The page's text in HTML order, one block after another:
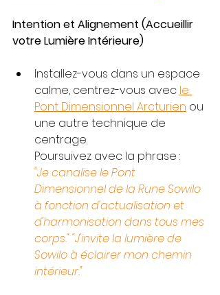
Intention et Alignement (Accueillir
votre Lumière Intérieure)
Installez-vous dans un espace
calme, centrez-vous avec le
Pont Dimensionnel Arcturien ou
une autre technique de
centrage.
Poursuivez avec la phrase :
"Je canalise le Pont
Dimensionnel de la Rune Sowilo
à fonction d'actualisation et
d'harmonisation dans tous mes
corps." "J'invite la lumière de
Sowilo à éclairer mon chemin
intérieur."